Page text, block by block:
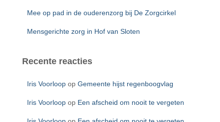
Mee op pad in de ouderenzorg bij De Zorgcirkel
Mensgerichte zorg in Hof van Sloten
Recente reacties
Iris Voorloop op Gemeente hijst regenboogvlag
Iris Voorloop op Een afscheid om nooit te vergeten